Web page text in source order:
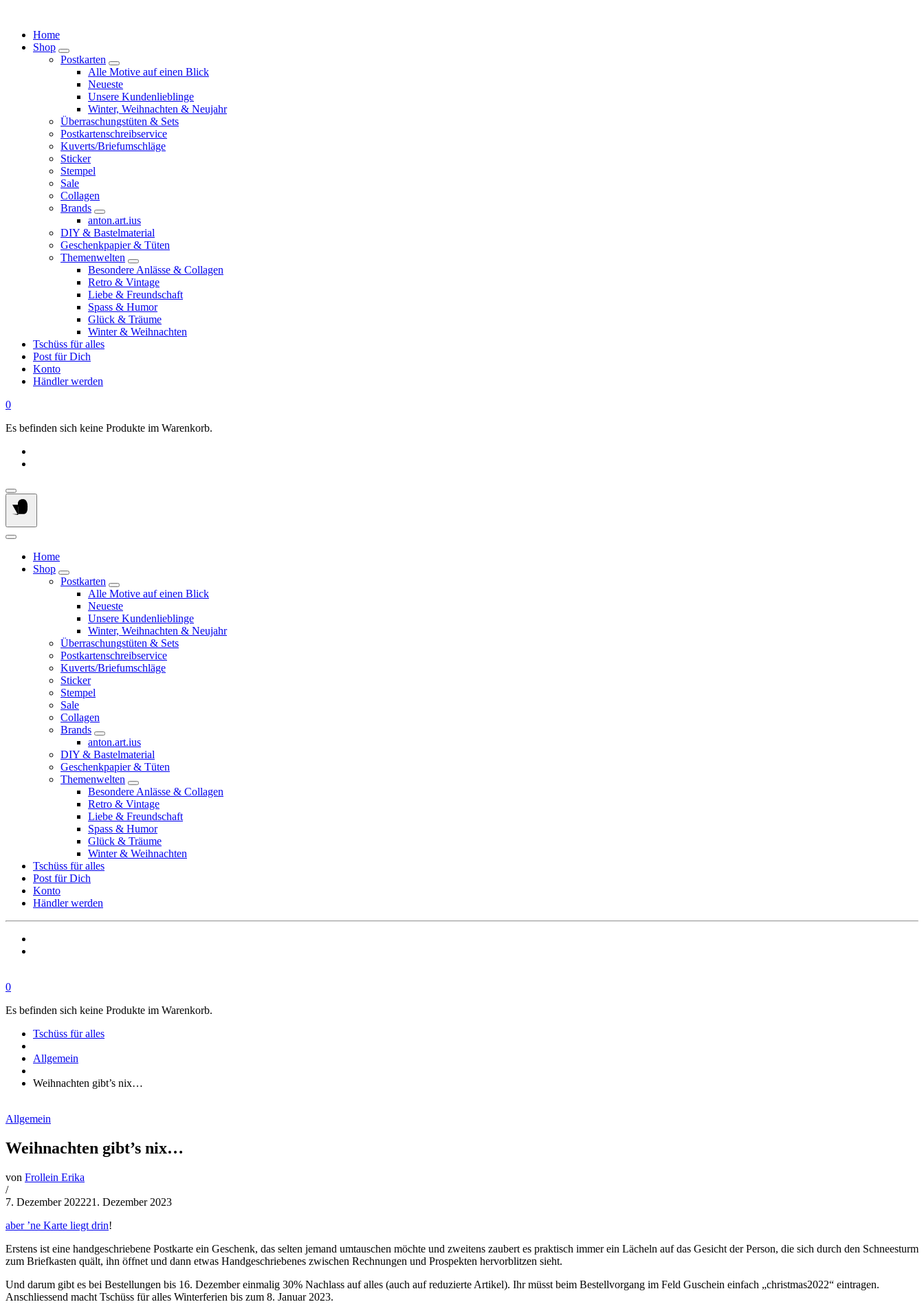
Inhalt
Home
Shop
Postkarten
Alle Motive auf einen Blick
Neueste
Unsere Kundenlieblinge
Winter, Weihnachten & Neujahr
Überraschungstüten & Sets
Postkartenschreibservice
Kuverts/Briefumschläge
Sticker
Stempel
Sale
Collagen
Brands
anton.art.ius
DIY & Bastelmaterial
Geschenkpapier & Tüten
Themenwelten
Besondere Anlässe & Collagen
Retro & Vintage
Liebe & Freundschaft
Spass & Humor
Glück & Träume
Winter & Weihnachten
Tschüss für alles
Post für Dich
Konto
Händler werden
0
Es befinden sich keine Produkte im Warenkorb.
Home
Shop
Postkarten
Alle Motive auf einen Blick
Neueste
Unsere Kundenlieblinge
Winter, Weihnachten & Neujahr
Überraschungstüten & Sets
Postkartenschreibservice
Kuverts/Briefumschläge
Sticker
Stempel
Sale
Collagen
Brands
anton.art.ius
DIY & Bastelmaterial
Geschenkpapier & Tüten
Themenwelten
Besondere Anlässe & Collagen
Retro & Vintage
Liebe & Freundschaft
Spass & Humor
Glück & Träume
Winter & Weihnachten
Tschüss für alles
Post für Dich
Konto
Händler werden
0
Es befinden sich keine Produkte im Warenkorb.
Tschüss für alles
Allgemein
Weihnachten gibt’s nix…
Allgemein
Weihnachten gibt’s nix…
von Frollein Erika
/
7. Dezember 202221. Dezember 2023
aber ’ne Karte liegt drin!
Erstens ist eine handgeschriebene Postkarte ein Geschenk, das selten jemand umtauschen möchte und zweitens zaubert es praktisch immer ein Lächeln auf das Gesicht der Person, die sich durch den Schneesturm
zum Briefkasten quält, ihn öffnet und dann etwas Handgeschriebenes zwischen Rechnungen und Prospekten hervorblitzen sieht.
Und darum gibt es bei Bestellungen bis 16. Dezember einmalig 30% Nachlass auf alles (auch auf reduzierte Artikel). Ihr müsst beim Bestellvorgang im Feld Guschein einfach „christmas2022“ eintragen.
Anschliessend macht Tschüss für alles Winterferien bis zum 8. Januar 2023.